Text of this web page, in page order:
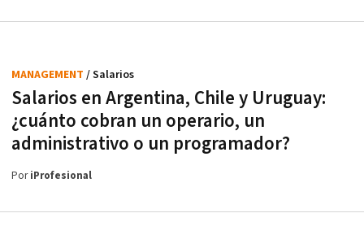
Salarios en Argentina, Chile y Uruguay:
¿cuánto cobran un operario, un
administrativo o un programador?
MANAGEMENT / Salarios
PoriProfesional